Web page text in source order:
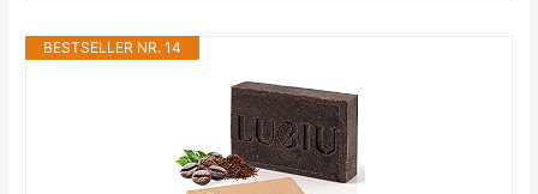
BESTSELLER NR. 14